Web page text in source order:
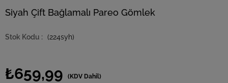
Siyah Çift Bağlamalı Pareo Gömlek
(224syh)
₺659,99 (KDV Dahil)